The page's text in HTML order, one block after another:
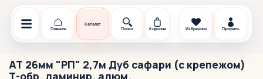
Главная
Каталог
Поиск
Корзина Избранное Профиль
АТ 26мм "РП" 2,7м Дуб сафари (с крепежом)
Т-обр. ламинир. алюм.